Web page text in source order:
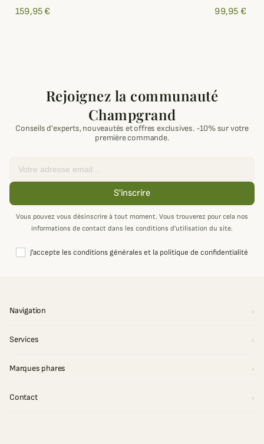
159,95 €
99,95 €
Rejoignez la communauté
Champgrand
Conseils d'experts, nouveautés et offres exclusives. -10% sur votre
première commande.
S'inscrire
Vous pouvez vous désinscrire à tout moment. Vous trouverez pour cela nos
informations de contact dans les conditions d'utilisation du site.
J'accepte les conditions générales et la politique de confidentialité
Navigation
Services
Marques phares
Contact